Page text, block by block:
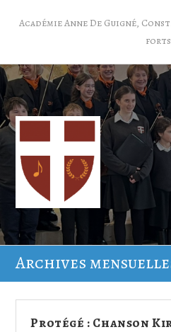
Académie Anne De Guigné,
forts
Archives
Protégé : Chanson